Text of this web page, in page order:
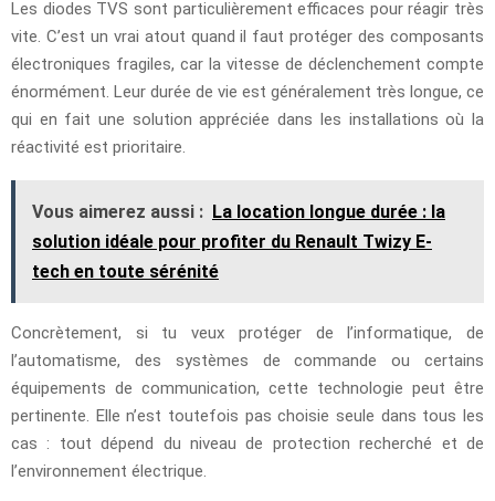
Les diodes TVS sont particulièrement efficaces pour réagir très
vite. C’est un vrai atout quand il faut protéger des composants
électroniques fragiles, car la vitesse de déclenchement compte
énormément. Leur durée de vie est généralement très longue, ce
qui en fait une solution appréciée dans les installations où la
réactivité est prioritaire.
Vous aimerez aussi : La location longue durée : la
solution idéale pour profiter du Renault Twizy E-
tech en toute sérénité
Concrètement, si tu veux protéger de l’informatique, de
l’automatisme, des systèmes de commande ou certains
équipements de communication, cette technologie peut être
pertinente. Elle n’est toutefois pas choisie seule dans tous les
cas : tout dépend du niveau de protection recherché et de
l’environnement électrique.